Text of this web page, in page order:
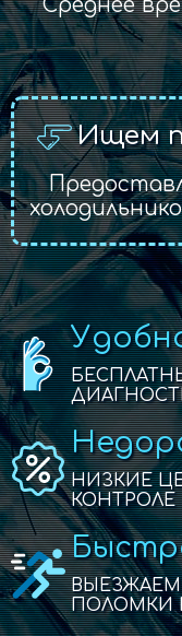
Среднее
Ищем
НИЗКИЕ
КОНТРОЛЕ
ВЫЕЗЖАЕМ
ПОЛОМКИ